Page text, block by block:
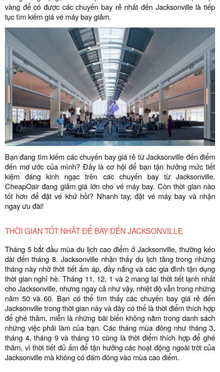
vàng để có được các chuyến bay rẻ nhất đến Jacksonville là tiếp
tục tìm kiếm giá vé máy bay giảm.
Bạn đang tìm kiếm các chuyến bay giá rẻ từ Jacksonville đến điểm
đến mơ ước của mình? Đây là cơ hội để bạn tận hưởng mức tiết
kiệm đáng kinh ngạc trên các chuyến bay từ Jacksonville.
CheapOair đang giảm giá lớn cho vé máy bay. Còn thời gian nào
tốt hơn để đặt vé khứ hồi? Nhanh tay, đặt vé máy bay và nhận
ngay ưu đãi!
THỜI GIAN TỐT NHẤT ĐỂ BAY ĐẾN JACKSONVILLE
Tháng 5 bắt đầu mùa du lịch cao điểm ở Jacksonville, thường kéo
dài đến tháng 8. Jacksonville nhận thấy du lịch tăng trong những
tháng này nhờ thời tiết ấm áp, đầy nắng và các gia đình tận dụng
thời gian nghỉ hè. Tháng 11, 12, 1 và 2 mang lại thời tiết lạnh nhất
cho Jacksonville, nhưng ngay cả như vậy, nhiệt độ vẫn trong những
năm 50 và 60. Bạn có thể tìm thấy các chuyến bay giá rẻ đến
Jacksonville trong thời gian này và đây có thể là thời điểm thích hợp
để ghé thăm, miễn là những bãi biển không nằm trong danh sách
những việc phải làm của bạn. Các tháng mùa đông như tháng 3,
tháng 4, tháng 9 và tháng 10 cũng là thời điểm thích hợp để ghé
thăm, vì thời tiết đủ ấm để tận hưởng các hoạt động ngoài trời của
Jacksonville mà không có đám đông vào mùa cao điểm.